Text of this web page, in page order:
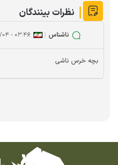
نظرات بینندگان
ناشناس |
|۰۳:۴۶ - ۱۴۰۳/۰۴/۰۴
بچه خرس ناشی